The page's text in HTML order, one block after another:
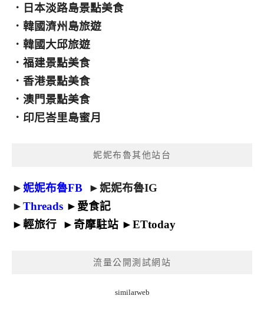
． 日本淡路島景點美食
． 韓國濟州島旅遊
． 韓國大邱旅遊
． 福建景點美食
． 香港景點美食
． 澳門景點美食
． 印尼峇里島蜜月
妮妮布魯其他站台
►妮妮布魯FB ►妮妮布魯IG
►Threads ► 愛食記
►輕旅行 ► 奇摩駐站 ►ETtoday
流量公開測試網站
similarweb